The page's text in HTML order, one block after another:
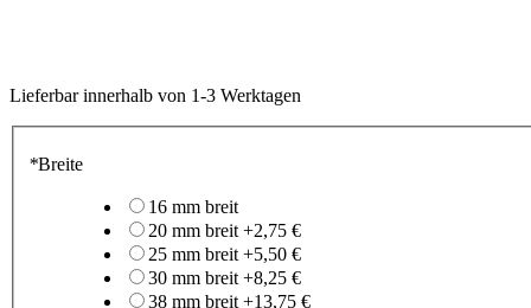
Lieferbarinnerhalb von 1-3 Werktagen
*Breite
16 mm breit
20 mm breit +2,75 €
25 mm breit +5,50 €
30 mm breit +8,25 €
38 mm breit +13,75 €